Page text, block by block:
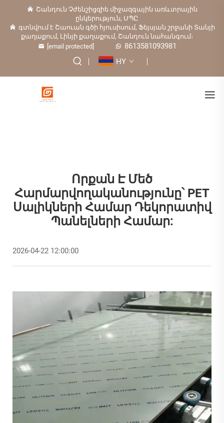
Շանդուն Չժենշիցզիե միջազգային առևտրային
ընկերություն, ՍՊԸ
գտնվում է Շաուան գծի հյուսիսում, Ֆեյսյան շրջանի Տանյի
քաղաքում, Լինյի քաղաքում, Շանդուն նահանգում։
[email protected]
8613581093981
HY
Որքան Է Մեծ
Հարմարվողականությունը՝ PET
Սալիկների Համար Դեկորատիվ
Պանելների Համար:
2026-04-22 12:00:00